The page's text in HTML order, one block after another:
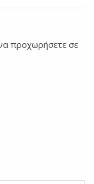
προχωρήσετε σε